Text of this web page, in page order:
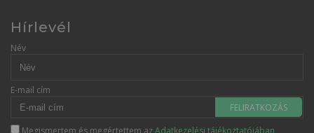
Hírlevél
Név
E-mail cím
FELIRATKOZÁS